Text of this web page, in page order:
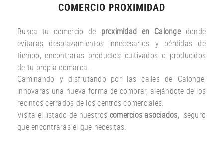
COMERCIO PROXIMIDAD
Busca tu comercio de proximidad en Calongedonde
evitaras desplazamientos innecesarios y pérdidas de
tiempo, encontraras productos cultivados o producidos
de tu propia comarca.
Caminando y disfrutando por las calles de Calonge,
innovarás una nueva forma de comprar, alejándote de los
recintos cerrados de los centros comerciales.
Visita el listado de nuestros comercios asociados, seguro
que encontrarás el que necesitas.